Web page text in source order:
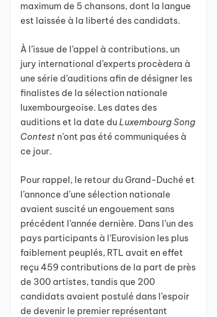
maximum de 5 chansons, dont la langue
est laissée à la liberté des candidats.
À l’issue de l’appel à contributions, un
jury international d’experts procèdera à
une série d’auditions afin de désigner les
finalistes de la sélection nationale
luxembourgeoise. Les dates des
auditions et la date duLuxembourg Song
Contest n’ont pas été communiquées à
ce jour.
Pour rappel, le retour du Grand-Duché et
l’annonce d’une sélection nationale
avaient suscité un engouement sans
précédent l’année dernière. Dans l’un des
pays participants à l’Eurovision les plus
faiblement peuplés, RTL avait en effet
reçu 459 contributions de la part de près
de 300 artistes, tandis que 200
candidats avaient postulé dans l’espoir
de devenir le premier représentant